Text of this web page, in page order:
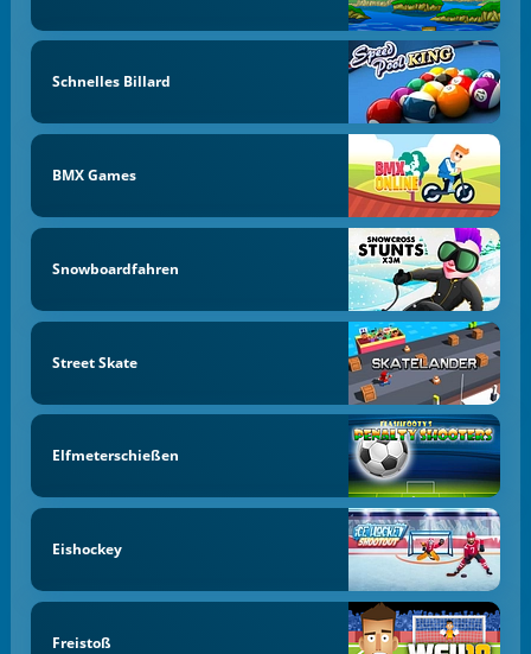
Schnelles Billard
BMX Games
Snowboardfahren
Street Skate
Elfmeterschießen
Eishockey
Freistoß